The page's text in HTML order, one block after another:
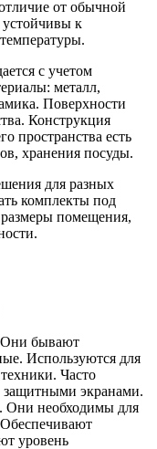
от обычной
устойчивы к
с учетом
металл,
Поверхности
Конструкция
пространства есть
хранения посуды.
для разных
комплекты под
помещения,
бывают
Используются для
Часто
защитными экранами.
необходимы для
уровень